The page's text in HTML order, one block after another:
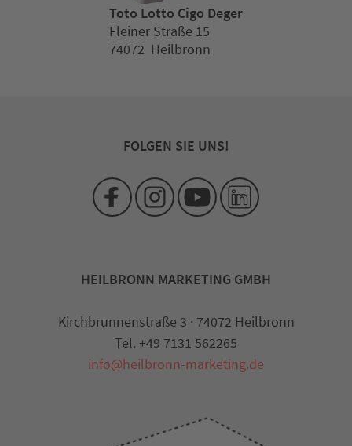
Toto Lotto Cigo Deger
Fleiner Straße 15
74072 Heilbronn
FOLGEN SIE UNS!
HEILBRONN MARKETING GMBH
Kirchbrunnenstraße 3 · 74072 Heilbronn
Tel. +49 7131 562265
info@heilbronn-marketing.de